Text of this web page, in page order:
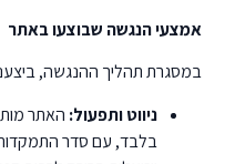
אמצעי הנגשה שבוצעו באתר
במסגרת תהליך ההנגשה,
ניווט ותפעול: האתר